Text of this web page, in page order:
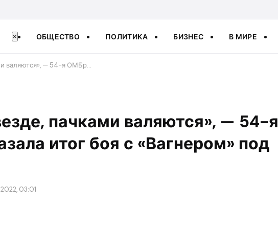
× ОБЩЕСТВО ПОЛИТИКА БИЗНЕС В МИРЕ
валяются», — 54-я ОМБр…
пачками валяются», — 54-я
итог боя с «Вагнером» под
03:01